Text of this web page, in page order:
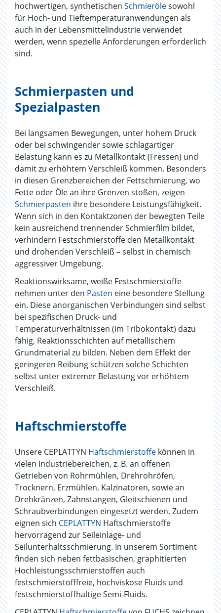
hochwertigen, synthetischen Schmierölesowohl
für Hoch- und Tieftemperaturanwendungen als
auch in der Lebensmittelindustrie verwendet
werden, wenn spezielle Anforderungen erforderlich
sind.
Schmierpasten und
Spezialpasten
Bei langsamen Bewegungen, unter hohem Druck
oder bei schwingender sowie schlagartiger
Belastung kann es zu Metallkontakt (Fressen) und
damit zu erhöhtem Verschleiß kommen. Besonders
in diesen Grenzbereichen der Fettschmierung, wo
Fette oder Öle an ihre Grenzen stoßen, zeigen
Schmierpasten ihre besondere Leistungsfähigkeit.
Wenn sich in den Kontaktzonen der bewegten Teile
kein ausreichend trennender Schmierfilm bildet,
verhindern Festschmierstoffe den Metallkontakt
und drohenden Verschleiß – selbst in chemisch
aggressiver Umgebung.
Reaktionswirksame, weiße Festschmierstoffe
nehmen unter den Pasten eine besondere Stellung
ein. Diese anorganischen Verbindungen sind selbst
bei spezifischen Druck- und
Temperaturverhältnissen (im Tribokontakt) dazu
fähig, Reaktionsschichten auf metallischem
Grundmaterial zu bilden. Neben dem Effekt der
geringeren Reibung schützen solche Schichten
selbst unter extremer Belastung vor erhöhtem
Verschleiß.
Haftschmierstoffe
Unsere CEPLATTYN Haftschmierstoffe können in
vielen Industriebereichen, z. B. an offenen
Getrieben von Rohrmühlen, Drehrohröfen,
Trocknern, Erzmühlen, Kalzinatoren, sowie an
Drehkränzen, Zahnstangen, Gleitschienen und
Schraubverbindungen eingesetzt werden. Zudem
eignen sich CEPLATTYN Haftschmierstoffe
hervorragend zur Seileinlage- und
Seilunterhaltsschmierung. In unserem Sortiment
finden sich neben fettbasischen, graphitierten
Hochleistungsschmierstoffen auch
festschmierstofffreie, hochviskose Fluids und
festschmierstoffhaltige Semi-Fluids.